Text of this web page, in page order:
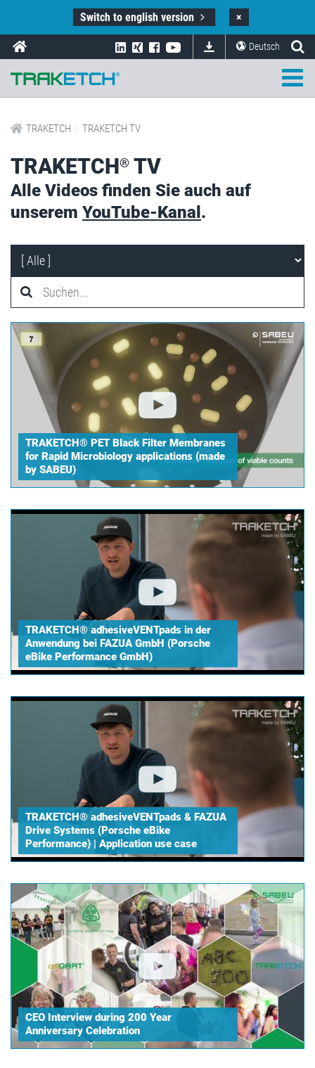
Switch to english version ×
Deutsch
TRAKETCH / TRAKETCH TV
TRAKETCH® TV
Alle Videos finden Sie auch auf
unserem YouTube-Kanal .
TRAKETCH® PET Black Filter Membranes
for Rapid Microbiology applications (made
by SABEU)
TRAKETCH® adhesiveVENTpads in der
Anwendung bei FAZUA GmbH (Porsche
eBike Performance GmbH)
TRAKETCH® adhesiveVENTpads & FAZUA
Drive Systems (Porsche eBike
Performance) | Application use case
CEO Interview during 200 Year
Anniversary Celebration